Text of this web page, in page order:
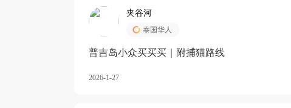
夹谷河
泰国华人
️普吉岛小众买买买｜附捕猫路线
2026-1-27